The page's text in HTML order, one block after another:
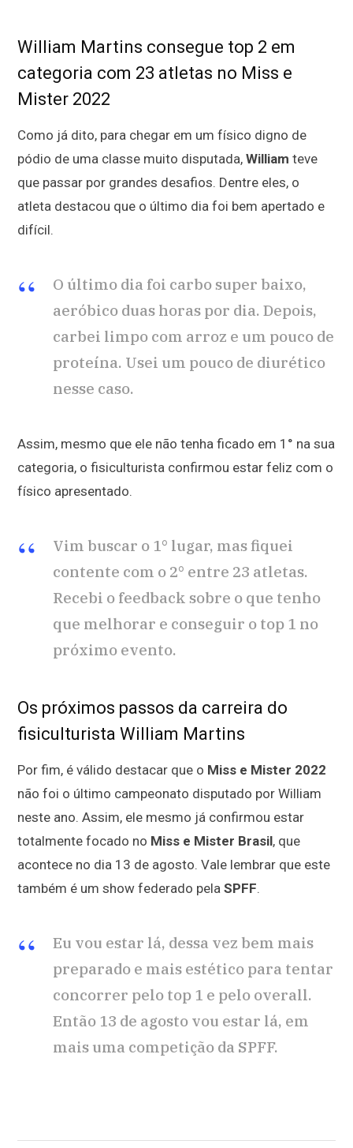
William Martins consegue top 2 em
categoria com 23 atletas no Miss e
Mister 2022
Como já dito, para chegar em um físico digno de
pódio de uma classe muito disputada, William teve
que passar por grandes desafios. Dentre eles, o
atleta destacou que o último dia foi bem apertado e
difícil.
O último dia foi carbo super baixo,
aeróbico duas horas por dia. Depois,
carbei limpo com arroz e um pouco de
proteína. Usei um pouco de diurético
nesse caso.
Assim, mesmo que ele não tenha ficado em 1° na sua
categoria, o fisiculturista confirmou estar feliz com o
físico apresentado.
Vim buscar o 1° lugar, mas fiquei
contente com o 2° entre 23 atletas.
Recebi o feedback sobre o que tenho
que melhorar e conseguir o top 1 no
próximo evento.
Os próximos passos da carreira do
fisiculturista William Martins
Por fim, é válido destacar que o Miss e Mister 2022
não foi o último campeonato disputado por William
neste ano. Assim, ele mesmo já confirmou estar
totalmente focado no Miss e Mister Brasil, que
acontece no dia 13 de agosto. Vale lembrar que este
também é um show federado pela SPFF.
Eu vou estar lá, dessa vez bem mais
preparado e mais estético para tentar
concorrer pelo top 1 e pelo overall.
Então 13 de agosto vou estar lá, em
mais uma competição da SPFF.